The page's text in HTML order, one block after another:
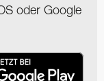
oder Google